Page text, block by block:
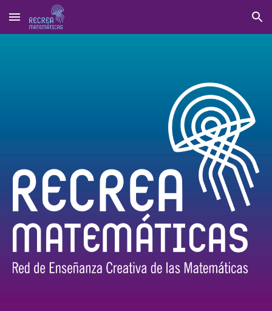
Skip to main content Skip to navigation